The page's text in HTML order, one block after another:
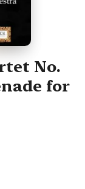
No.
for